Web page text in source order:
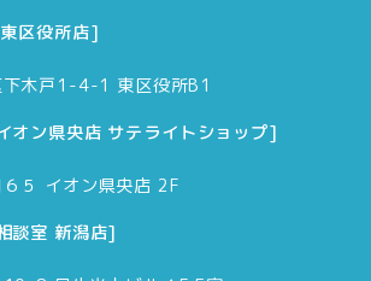
区役所店]
下木戸1-4-1 東区役所B1
オン県央店 サテライトショップ]
５ イオン県央店 2F
談室 新潟店]